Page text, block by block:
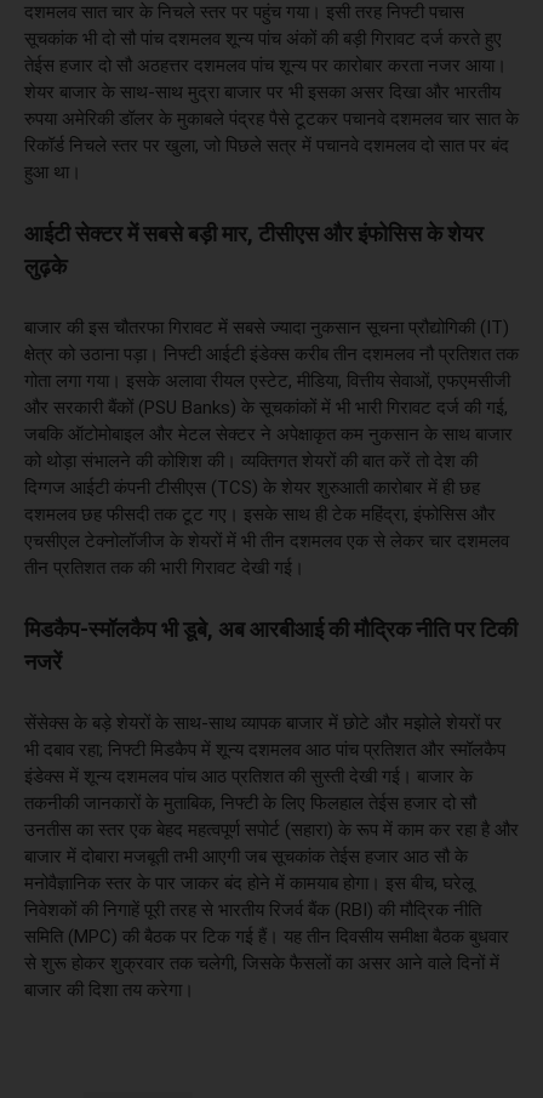
दशमलव सात चार के निचले स्तर पर पहुंच गया। इसी तरह निफ्टी पचास
सूचकांक भी दो सौ पांच दशमलव शून्य पांच अंकों की बड़ी गिरावट दर्ज करते हुए
तेईस हजार दो सौ अठहत्तर दशमलव पांच शून्य पर कारोबार करता नजर आया।
शेयर बाजार के साथ-साथ मुद्रा बाजार पर भी इसका असर दिखा और भारतीय
रुपया अमेरिकी डॉलर के मुकाबले पंद्रह पैसे टूटकर पचानवे दशमलव चार सात के
रिकॉर्ड निचले स्तर पर खुला, जो पिछले सत्र में पचानवे दशमलव दो सात पर बंद
हुआ था।
आईटी सेक्टर में सबसे बड़ी मार, टीसीएस और इंफोसिस के शेयर
लुढ़के
बाजार की इस चौतरफा गिरावट में सबसे ज्यादा नुकसान सूचना प्रौद्योगिकी (IT)
क्षेत्र को उठाना पड़ा। निफ्टी आईटी इंडेक्स करीब तीन दशमलव नौ प्रतिशत तक
गोता लगा गया। इसके अलावा रीयल एस्टेट, मीडिया, वित्तीय सेवाओं, एफएमसीजी
और सरकारी बैंकों (PSU Banks) के सूचकांकों में भी भारी गिरावट दर्ज की गई,
जबकि ऑटोमोबाइल और मेटल सेक्टर ने अपेक्षाकृत कम नुकसान के साथ बाजार
को थोड़ा संभालने की कोशिश की। व्यक्तिगत शेयरों की बात करें तो देश की
दिग्गज आईटी कंपनी टीसीएस (TCS) के शेयर शुरुआती कारोबार में ही छह
दशमलव छह फीसदी तक टूट गए। इसके साथ ही टेक महिंद्रा, इंफोसिस और
एचसीएल टेक्नोलॉजीज के शेयरों में भी तीन दशमलव एक से लेकर चार दशमलव
तीन प्रतिशत तक की भारी गिरावट देखी गई।
मिडकैप-स्मॉलकैप भी डूबे, अब आरबीआई की मौद्रिक नीति पर टिकी
नजरें
सेंसेक्स के बड़े शेयरों के साथ-साथ व्यापक बाजार में छोटे और मझोले शेयरों पर
भी दबाव रहा; निफ्टी मिडकैप में शून्य दशमलव आठ पांच प्रतिशत और स्मॉलकैप
इंडेक्स में शून्य दशमलव पांच आठ प्रतिशत की सुस्ती देखी गई। बाजार के
तकनीकी जानकारों के मुताबिक, निफ्टी के लिए फिलहाल तेईस हजार दो सौ
उनतीस का स्तर एक बेहद महत्वपूर्ण सपोर्ट (सहारा) के रूप में काम कर रहा है और
बाजार में दोबारा मजबूती तभी आएगी जब सूचकांक तेईस हजार आठ सौ के
मनोवैज्ञानिक स्तर के पार जाकर बंद होने में कामयाब होगा। इस बीच, घरेलू
निवेशकों की निगाहें पूरी तरह से भारतीय रिजर्व बैंक (RBI) की मौद्रिक नीति
समिति (MPC) की बैठक पर टिक गई हैं। यह तीन दिवसीय समीक्षा बैठक बुधवार
से शुरू होकर शुक्रवार तक चलेगी, जिसके फैसलों का असर आने वाले दिनों में
बाजार की दिशा तय करेगा।